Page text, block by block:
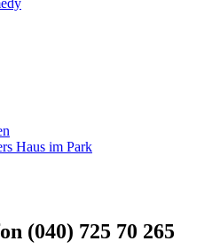
Haus im Park
(040) 725 70 265